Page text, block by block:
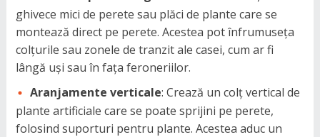
ghivece mici de perete sau plăci de plante care se
montează direct pe perete. Acestea pot înfrumuseța
colțurile sau zonele de tranzit ale casei, cum ar fi
lângă uși sau în fața feroneriilor.
Aranjamente verticale: Crează un colț vertical de
plante artificiale care se poate sprijini pe perete,
folosind suporturi pentru plante. Acestea aduc un